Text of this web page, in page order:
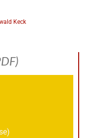
Keck